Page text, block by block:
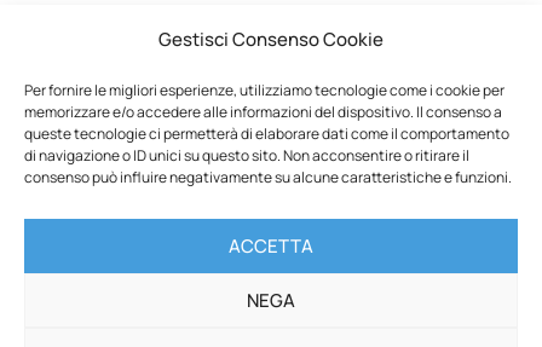
Gestisci Consenso Cookie
Per fornire le migliori esperienze, utilizziamo tecnologie come i cookie per
memorizzare e/o accedere alle informazioni del dispositivo. Il consenso a
queste tecnologie ci permetterà di elaborare dati come il comportamento
di navigazione o ID unici su questo sito. Non acconsentire o ritirare il
consenso può influire negativamente su alcune caratteristiche e funzioni.
ACCETTA
NEGA
segreteria@montessori.it
(+39) 06.584.865
(+39) 06.587.959
SOCIALS